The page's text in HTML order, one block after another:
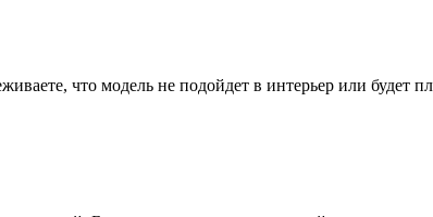
что модель не подойдет в интерьер или будет